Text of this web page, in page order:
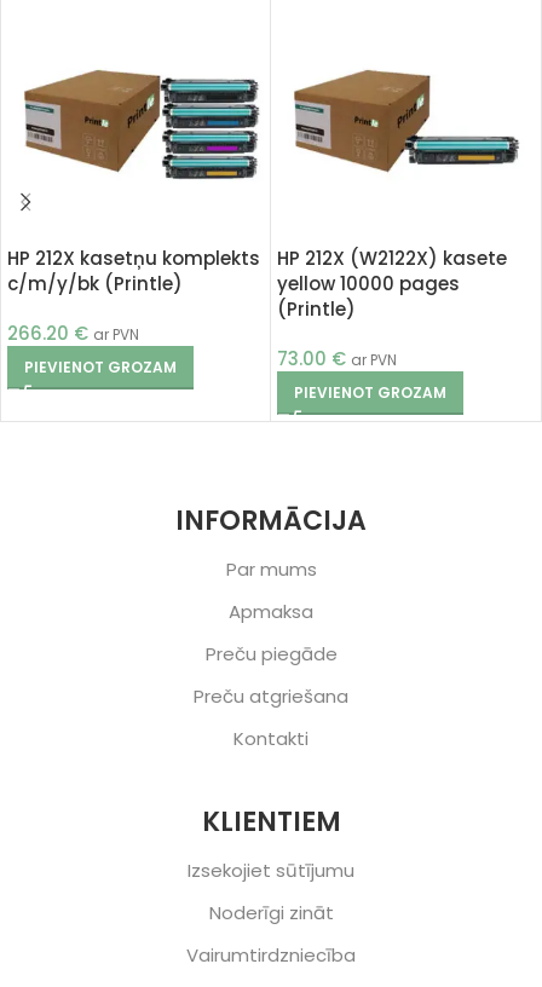
HP 212X kasetņu komplekts
c/m/y/bk (Printle)
266.20 € ar PVN
PIEVIENOT GROZAM
HP 212X (W2122X) kasete
yellow 10000 pages
(Printle)
73.00 € ar PVN
PIEVIENOT GROZAM
INFORMĀCIJA
Par mums
Apmaksa
Preču piegāde
Preču atgriešana
Kontakti
KLIENTIEM
Izsekojiet sūtījumu
Noderīgi zināt
Vairumtirdzniecība